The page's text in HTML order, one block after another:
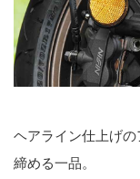
ヘアライン仕上げ
締める一品。